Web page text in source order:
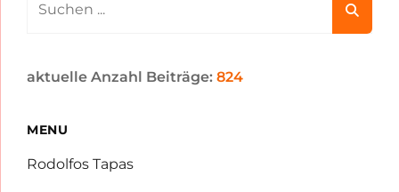
aktuelle Anzahl Beiträge: 824
MENU
Rodolfos Tapas